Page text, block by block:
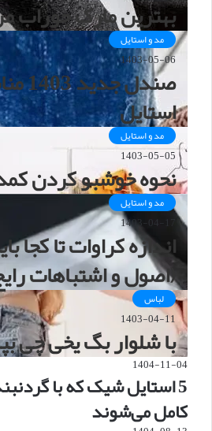
بهترین مارک جوراب
مد و استایل
1403-05-06
صندل
استایل
مد و استایل
1403-05-05
نحوه خوشبو کردن
مد و استایل
1403-04-17
اندازه کراوات تا کجا
(اصول و اشتباهات
لباس
1403-04-11
با شلوار بگ یخی چی
1404-11-04
5 استایل شیک که با
کامل می‌شوند